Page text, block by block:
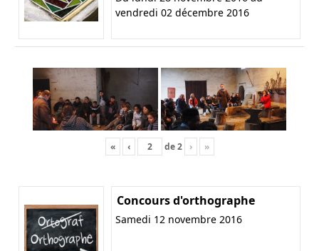
vendredi 02 décembre 2016
« ‹ de2 › »
Concours d'orthographe
Samedi 12 novembre 2016